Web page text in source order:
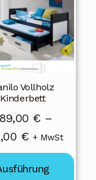
Vollholz
Kinderbett
€ –
€Preisspanne:
689,00 €
bis
+ MwSt